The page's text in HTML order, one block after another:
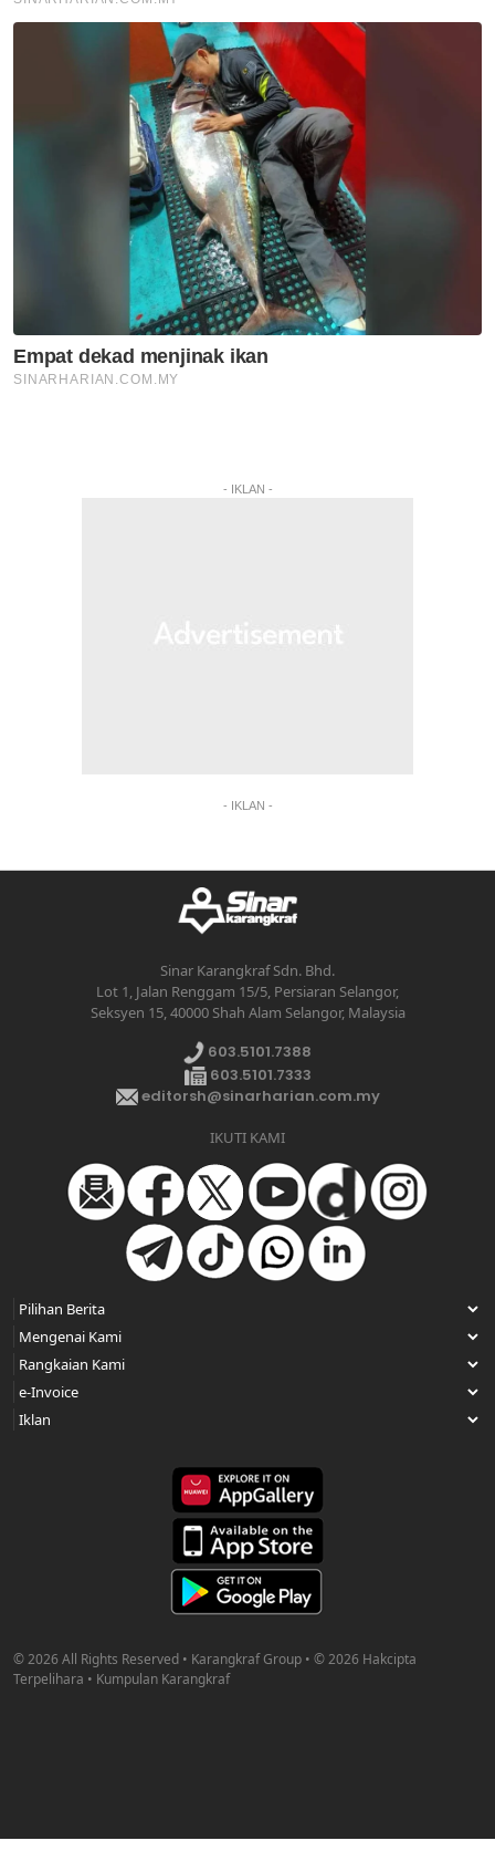
- IKLAN -
- IKLAN -
Sinar Karangkraf Sdn. Bhd.
Lot 1, Jalan Renggam 15/5, Persiaran Selangor,
Seksyen 15, 40000 Shah Alam Selangor, Malaysia
603.5101.7388
603.5101.7333
editorsh@sinarharian.com.my
IKUTI KAMI
© 2026 All Rights Reserved • Karangkraf Group • © 2026 Hakcipta
Terpelihara • Kumpulan Karangkraf